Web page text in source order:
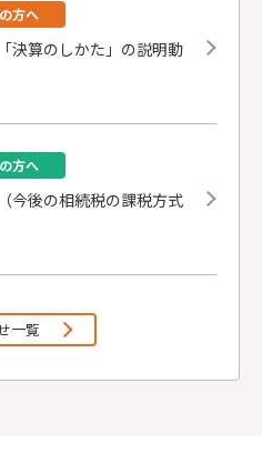
方へ
決算のしかた」の説明動
方へ
今後の相続税の課税方式
方へ
ジ及び 学生向けパンフ
公開について
一覧